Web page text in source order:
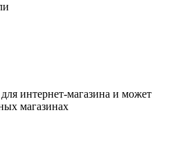
интернет-магазина и может
магазинах